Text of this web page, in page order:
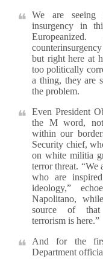
We are
insurgency in
but right here at
too politically
a thing, they are
the problem.
Even President
the M word,
within our
Security chief,
on white militia
terror threat. “We
who are
ideology,”
Napolitano,
source of that
terrorism is here.”
And for the
Department